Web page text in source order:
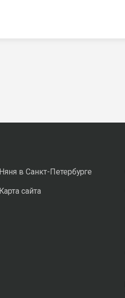
Няня в Санкт-Петербурге
Карта сайта